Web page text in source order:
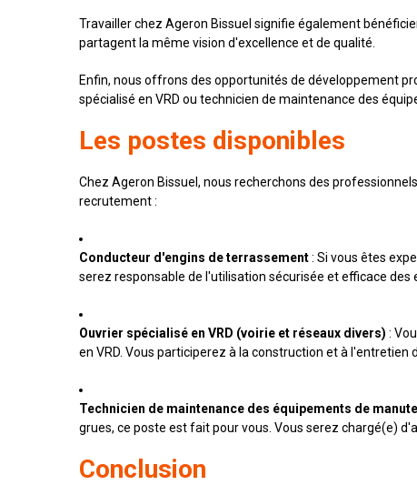
Travailler chez Ageron Bissuel signifie également
partagent la même vision d'excellence et de qualité.
Enfin, nous offrons des opportunités de développement
spécialisé en VRD ou technicien de maintenance des
Les postes disponibles
Chez Ageron Bissuel, nous recherchons des
recrutement :
Conducteur d'engins de terrassement: Si vous êtes
serez responsable de l'utilisation sécurisée et efficace
Ouvrier spécialisé en VRD (voirie et réseaux divers) :
en VRD. Vous participerez à la construction et à
Technicien de maintenance des équipements de
grues, ce poste est fait pour vous. Vous serez chargé(e)
Conclusion